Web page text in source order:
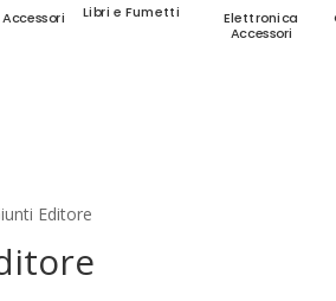
Libri e Fumetti
Elettronica
Accessori
Editore